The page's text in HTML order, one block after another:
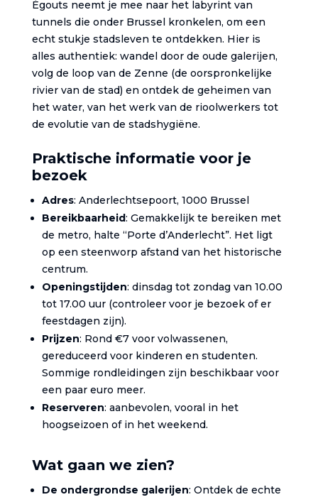
Égouts neemt je mee naar het labyrint van
tunnels die onder Brussel kronkelen, om een
echt stukje stadsleven te ontdekken. Hier is
alles authentiek: wandel door de oude galerijen,
volg de loop van de Zenne (de oorspronkelijke
rivier van de stad) en ontdek de geheimen van
het water, van het werk van de rioolwerkers tot
de evolutie van de stadshygiëne.
Praktische informatie voor je
bezoek
Adres: Anderlechtsepoort, 1000 Brussel
Bereikbaarheid: Gemakkelijk te bereiken met
de metro, halte “Porte d’Anderlecht”. Het ligt
op een steenworp afstand van het historische
centrum.
Openingstijden: dinsdag tot zondag van 10.00
tot 17.00 uur (controleer voor je bezoek of er
feestdagen zijn).
Prijzen: Rond €7 voor volwassenen,
gereduceerd voor kinderen en studenten.
Sommige rondleidingen zijn beschikbaar voor
een paar euro meer.
Reserveren: aanbevolen, vooral in het
hoogseizoen of in het weekend.
Wat gaan we zien?
De ondergrondse galerijen: Ontdek de echte